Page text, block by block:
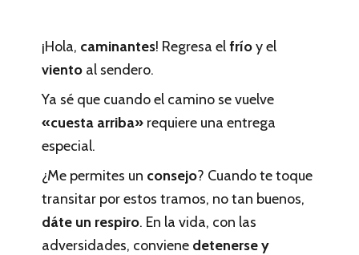
¡Hola, caminantes! Regresa elfríoy el
viento al sendero.
Ya sé que cuando el camino se vuelve
«cuesta arriba» requiere una entrega
especial.
¿Me permites un consejo? Cuando te toque
transitar por estos tramos, no tan buenos,
dáte un respiro. En la vida, con las
adversidades, conviene detenerse y